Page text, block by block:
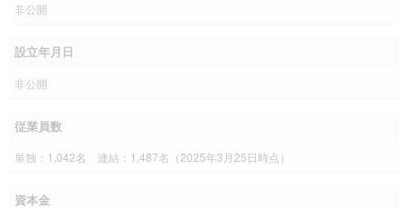
非公開
設立年月日
非公開
従業員数
単独：1,042名 連結：1,487名（2025年3月25日時点）
資本金